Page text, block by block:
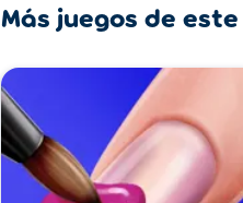
Más juegos de